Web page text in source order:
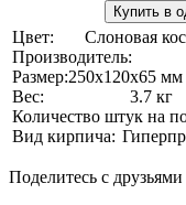
Купить в
Цвет:
Слоновая
Производитель:
Размер:250х120х65
Вес:
3.7 кг
Количество штук на
Вид кирпича:
Поделитесь с друзьями